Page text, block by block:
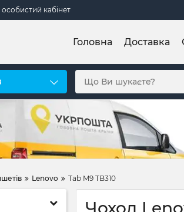
особистий кабінет
Головна Доставка
Lenovo Tab M9 TB310
Чохол